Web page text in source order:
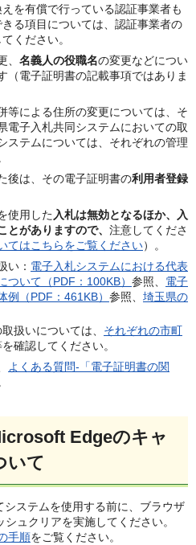
を有償で行っている認証事業者も
る項目については、認証事業者の
ください。
、 名義人の役職名の変更などについ
（電子証明書の記載事項ではありま
等による住所の変更については、そ
電子入札共同システムにおいての取
ステムについては、それぞれの管理
後は、その電子証明書の利用者登録
使用した 入札は無効となるほか、入
とがありますので、 注意してくださ
てはこちらをご覧ください）。
い： 電子入札システムにおける代表
いて（PDF：100KB） 参照、 電子
（PDF：461KB） 参照、 埼玉県の
扱いについては、 それぞれの市町
確認してください。
よくある質問-「電子証明書の関
Edgeのキャ
いて
ステムを使用する前に、ブラウザ
シュクリアを実施してください。
手順をご覧ください。